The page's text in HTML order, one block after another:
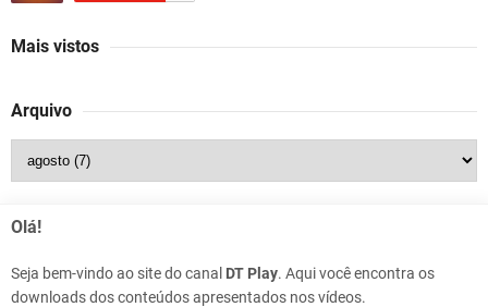
Mais vistos
Arquivo
Olá!
Seja bem-vindo ao site do canal DT Play. Aqui você encontra os
downloads dos conteúdos apresentados nos vídeos.